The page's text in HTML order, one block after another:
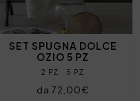
SET SPUGNA DOLCE
OZIO 5 PZ
2 PZ 5 PZ
da 72,00€